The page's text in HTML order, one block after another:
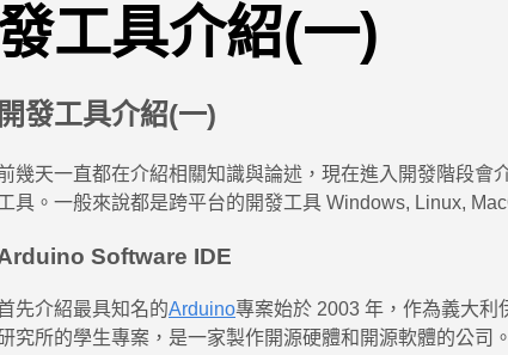
工具介紹(一)
開發工具介紹(一)
幾天一直都在介紹相關知識與論述，現在進入開發階段會
具。一般來說都是跨平台的開發工具 Windows, Linux,
Software IDE
先介紹最具知名的Arduino專案始於 2003 年，作為義大
究所的學生專案，是一家製作開源硬體和開源軟體的公司